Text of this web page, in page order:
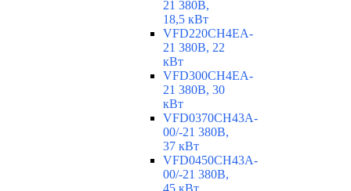
21 380В,
18,5 кВт
VFD220CH4EA-
21 380В, 22
кВт
VFD300CH4EA-
21 380В, 30
кВт
VFD0370CH43A-
00/-21 380В,
37 кВт
VFD0450CH43A-
00/-21 380В,